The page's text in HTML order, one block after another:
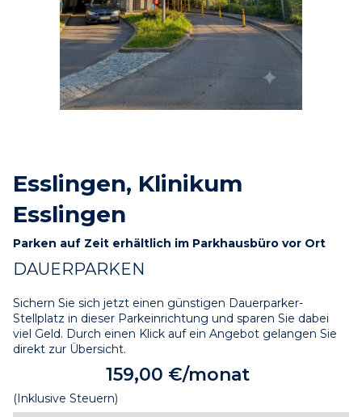
Esslingen, Klinikum
Esslingen
Parken auf Zeit erhältlich im Parkhausbüro vor Ort
DAUERPARKEN
Sichern Sie sich jetzt einen günstigen Dauerparker-
Stellplatz in dieser Parkeinrichtung und sparen Sie dabei
viel Geld. Durch einen Klick auf ein Angebot gelangen Sie
direkt zur Übersicht.
159,00 €/monat
(Inklusive Steuern)